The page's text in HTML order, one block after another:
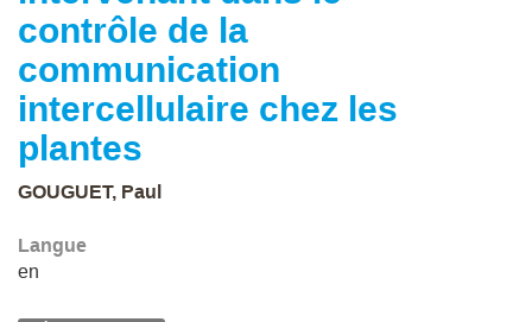
contrôle de la
communication
intercellulaire chez les
plantes
GOUGUET, Paul
Langue
en